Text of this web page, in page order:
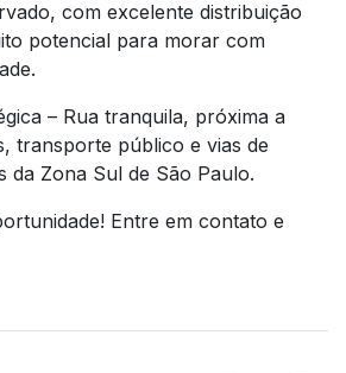
com excelente distribuição
potencial para morar com
– Rua tranquila, próxima a
transporte público e vias de
da Zona Sul de São Paulo.
Entre em contato e